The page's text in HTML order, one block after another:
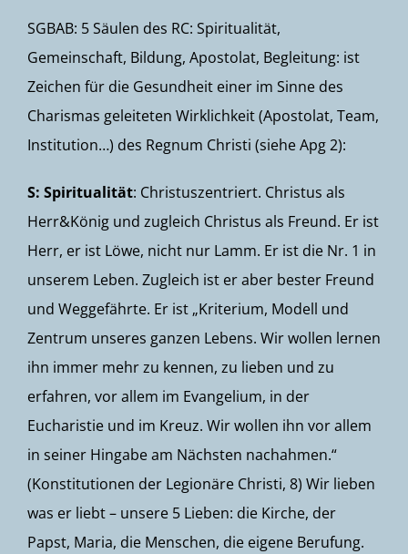
SGBAB: 5 Säulen des RC: Spiritualität,
Gemeinschaft, Bildung, Apostolat, Begleitung: ist
Zeichen für die Gesundheit einer im Sinne des
Charismas geleiteten Wirklichkeit (Apostolat, Team,
Institution…) des Regnum Christi (siehe Apg 2):
S: Spiritualität: Christuszentriert. Christus als
Herr&König und zugleich Christus als Freund. Er ist
Herr, er ist Löwe, nicht nur Lamm. Er ist die Nr. 1 in
unserem Leben. Zugleich ist er aber bester Freund
und Weggefährte. Er ist „Kriterium, Modell und
Zentrum unseres ganzen Lebens. Wir wollen lernen
ihn immer mehr zu kennen, zu lieben und zu
erfahren, vor allem im Evangelium, in der
Eucharistie und im Kreuz. Wir wollen ihn vor allem
in seiner Hingabe am Nächsten nachahmen.“
(Konstitutionen der Legionäre Christi, 8) Wir lieben
was er liebt – unsere 5 Lieben: die Kirche, der
Papst, Maria, die Menschen, die eigene Berufung.